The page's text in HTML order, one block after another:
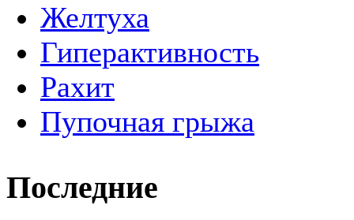
Желтуха
Гиперактивность
Рахит
Пупочная грыжа
Последние